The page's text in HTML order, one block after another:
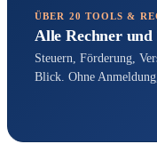
ÜBER 20 TOOLS &
Alle Rechner und
Steuern, Förderung,
Blick. Ohne